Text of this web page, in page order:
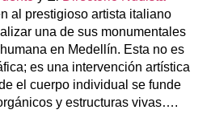
al prestigioso artista italiano
una de sus monumentales
en Medellín. Esta no es
es una intervención artística
el cuerpo individual se funde
y estructuras vivas….